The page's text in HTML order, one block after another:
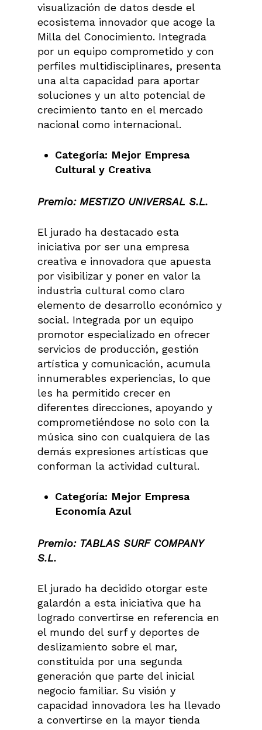
visualización de datos desde el
ecosistema innovador que acoge la
Milla del Conocimiento. Integrada
por un equipo comprometido y con
perfiles multidisciplinares, presenta
una alta capacidad para aportar
soluciones y un alto potencial de
crecimiento tanto en el mercado
nacional como internacional.
Categoría: Mejor Empresa
Cultural y Creativa
Premio: MESTIZO UNIVERSAL S.L.
El jurado ha destacado esta
iniciativa por ser una empresa
creativa e innovadora que apuesta
por visibilizar y poner en valor la
industria cultural como claro
elemento de desarrollo económico y
social. Integrada por un equipo
promotor especializado en ofrecer
servicios de producción, gestión
artística y comunicación, acumula
innumerables experiencias, lo que
les ha permitido crecer en
diferentes direcciones, apoyando y
comprometiéndose no solo con la
música sino con cualquiera de las
demás expresiones artísticas que
conforman la actividad cultural.
Categoría: Mejor Empresa
Economía Azul
Premio: TABLAS SURF COMPANY
S.L.
El jurado ha decidido otorgar este
galardón a esta iniciativa que ha
logrado convertirse en referencia en
el mundo del surf y deportes de
deslizamiento sobre el mar,
constituida por una segunda
generación que parte del inicial
negocio familiar. Su visión y
capacidad innovadora les ha llevado
a convertirse en la mayor tienda